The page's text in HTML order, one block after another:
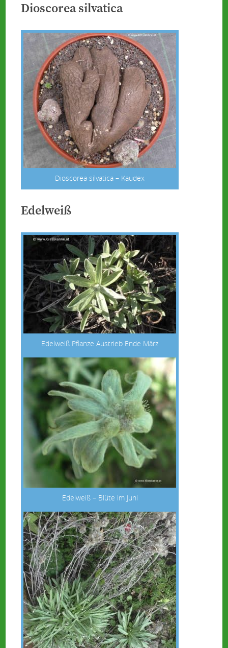
Dioscorea silvatica
Dioscorea silvatica – Kaudex
Edelweiß
Edelweiß Pflanze Austrieb Ende März
Edelweiß – Blüte im Juni